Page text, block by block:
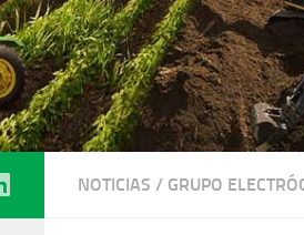
NOTICIAS / GRUPO